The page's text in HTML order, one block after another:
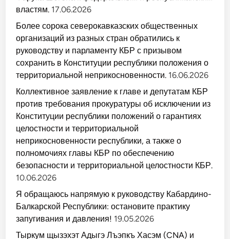
властям. 17.06.2026
Более сорока северокавказских общественных
организаций из разных стран обратились к
руководству и парламенту КБР с призывом
сохранить в Конституции республики положения о
территориальной неприкосновенности. 16.06.2026
Коллективное заявление к главе и депутатам КБР
против требования прокуратуры об исключении из
Конституции республики положений о гарантиях
целостности и территориальной
неприкосновенности республики, а также о
полномочиях главы КБР по обеспечению
безопасности и территориальной целостности КБР.
10.06.2026
Я обращаюсь напрямую к руководству Кабардино-
Балкарской Республики: остановите практику
запугивания и давления! 19.05.2026
Тыркум щызэхэт Адыгэ Лъэпкъ Хасэм (CNA) и